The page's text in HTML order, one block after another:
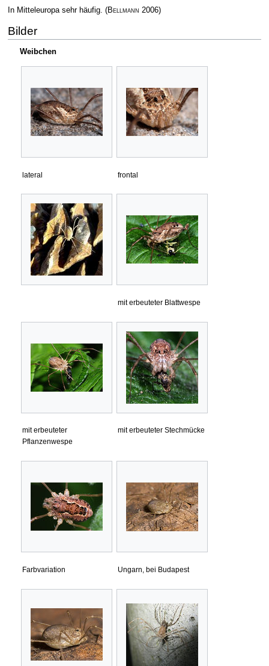
In Mitteleuropa sehr häufig. (Bellmann 2006)
Bilder
Weibchen
lateral frontal
mit erbeuteter Blattwespe
mit erbeuteter
Pflanzenwespe
mit erbeuteter Stechmücke
Farbvariation Ungarn, bei Budapest